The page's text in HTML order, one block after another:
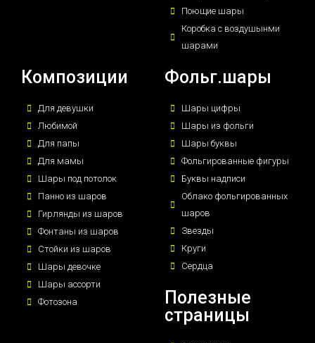
Поющие шары
Коробка с воздушынми
шарами
Композиции
Для девушки
Любимой
Для папы
Для мамы
Шары под потолок
Панно из шаров
Гирлянды из шаров
Фонтаны из шаров
Стойки из шаров
Шары девочке
Шары ассорти
Фотозона
Фольг.шары
Шары цифры
Шары из фольги
Шары буквы
Фольгированные фигуры
Буквы надписи
Облако фольгированных
шаров
Звезды
Круги
Сердца
Полезные
страницы